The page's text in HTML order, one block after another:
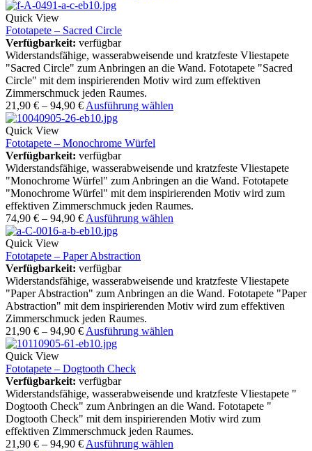
Quick View
Fototapete – Sacred Circle
Verfügbarkeit: verfügbar
Widerstandsfähige, wasserabweisende und kratzfeste Vliestapete
"Sacred Circle" zum Anbringen an die Wand. Fototapete "Sacred
Circle" mit dem inspirierenden Motiv wird zum effektiven
Zimmerschmuck jeden Raumes.
21,90 € – 94,90 € Ausführung wählen
Quick View
Fototapete – Monochrome Würfel
Verfügbarkeit: verfügbar
Widerstandsfähige, wasserabweisende und kratzfeste Vliestapete
"Monochrome Würfel" zum Anbringen an die Wand. Fototapete
"Monochrome Würfel" mit dem inspirierenden Motiv wird zum
effektiven Zimmerschmuck jeden Raumes.
74,90 € – 94,90 € Ausführung wählen
Quick View
Fototapete – Paper Abstraction
Verfügbarkeit: verfügbar
Widerstandsfähige, wasserabweisende und kratzfeste Vliestapete
"Paper Abstraction" zum Anbringen an die Wand. Fototapete "Paper
Abstraction" mit dem inspirierenden Motiv wird zum effektiven
Zimmerschmuck jeden Raumes.
21,90 € – 94,90 € Ausführung wählen
Quick View
Fototapete – Dogtooth Check
Verfügbarkeit: verfügbar
Widerstandsfähige, wasserabweisende und kratzfeste Vliestapete "
Dogtooth Check" zum Anbringen an die Wand. Fototapete "
Dogtooth Check" mit dem inspirierenden Motiv wird zum
effektiven Zimmerschmuck jeden Raumes.
21,90 € – 94,90 € Ausführung wählen